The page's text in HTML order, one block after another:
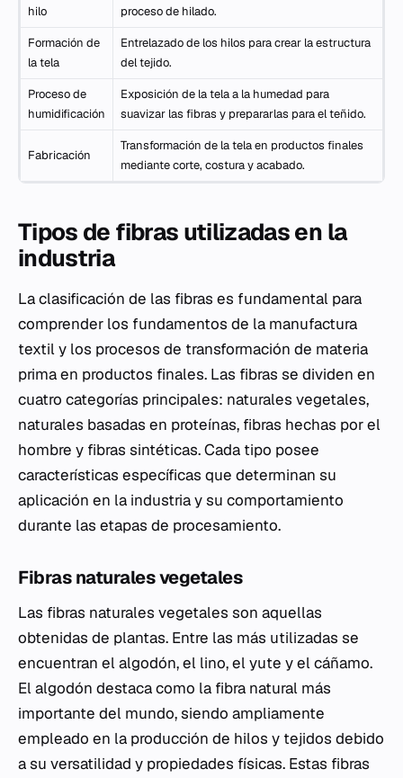
hilo
proceso de hilado.
Formación de
la tela
Entrelazado de los hilos para crear la estructura
del tejido.
Proceso de
humidificación
Exposición de la tela a la humedad para
suavizar las fibras y prepararlas para el teñido.
Fabricación
Transformación de la tela en productos finales
mediante corte, costura y acabado.
Tipos de fibras utilizadas en la
industria
La clasificación de las fibras es fundamental para
comprender los fundamentos de la manufactura
textil y los procesos de transformación de materia
prima en productos finales. Las fibras se dividen en
cuatro categorías principales: naturales vegetales,
naturales basadas en proteínas, fibras hechas por el
hombre y fibras sintéticas. Cada tipo posee
características específicas que determinan su
aplicación en la industria y su comportamiento
durante las etapas de procesamiento.
Fibras naturales vegetales
Las fibras naturales vegetales son aquellas
obtenidas de plantas. Entre las más utilizadas se
encuentran el algodón, el lino, el yute y el cáñamo.
El algodón destaca como la fibra natural más
importante del mundo, siendo ampliamente
empleado en la producción de hilos y tejidos debido
a su versatilidad y propiedades físicas. Estas fibras